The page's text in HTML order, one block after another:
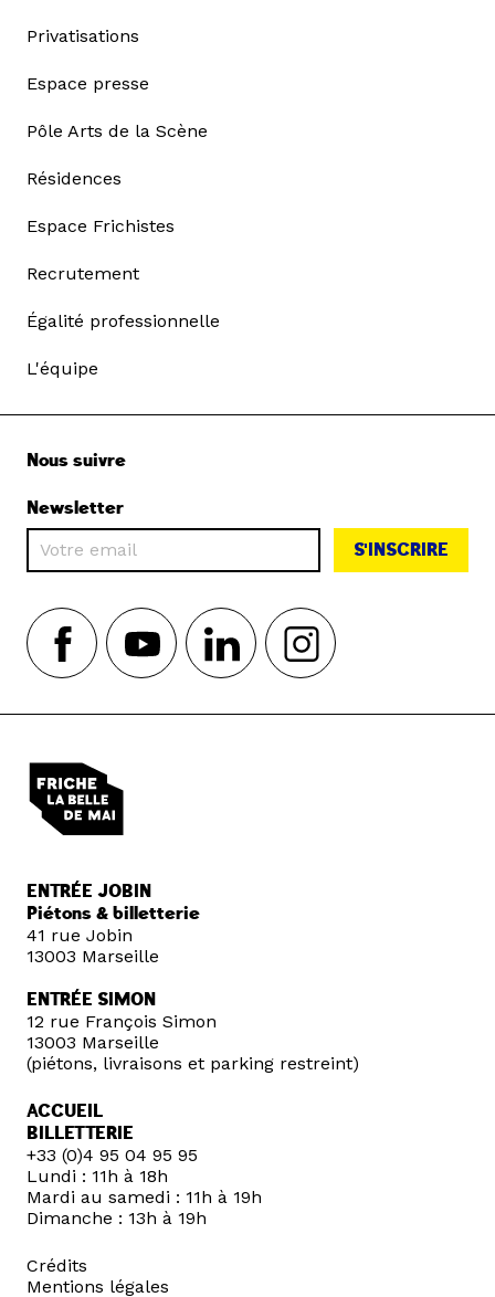
Privatisations
Espace presse
Pôle Arts de la Scène
Résidences
Espace Frichistes
Recrutement
Égalité professionnelle
L'équipe
Nous suivre
Newsletter
S'INSCRIRE
ENTRÉE JOBIN
Piétons & billetterie
41 rue Jobin
13003 Marseille
ENTRÉE SIMON
12 rue François Simon
13003 Marseille
(piétons, livraisons et parking restreint)
ACCUEIL
BILLETTERIE
+33 (0)4 95 04 95 95
Lundi : 11h à 18h
Mardi au samedi : 11h à 19h
Dimanche : 13h à 19h
Crédits
Mentions légales